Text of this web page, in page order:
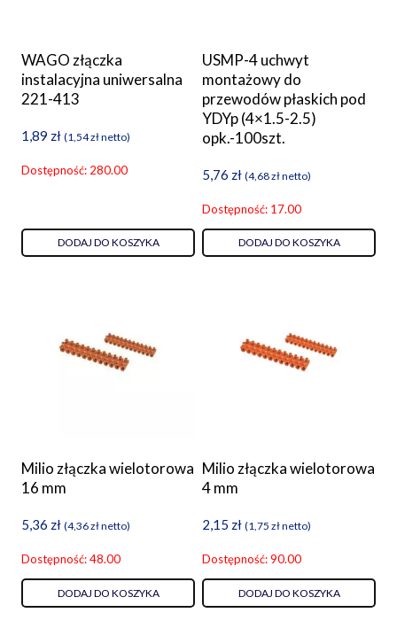
WAGO złączka
instalacyjna uniwersalna
221-413
1,89 zł (1,54złnetto)
Dostępność: 280.00
DODAJ DO KOSZYKA
USMP-4 uchwyt
montażowy do
przewodów płaskich pod
YDYp (4×1.5-2.5)
opk.-100szt.
5,76 zł (4,68złnetto)
Dostępność: 17.00
DODAJ DO KOSZYKA
Milio złączka wielotorowa
16 mm
5,36 zł (4,36złnetto)
Dostępność: 48.00
DODAJ DO KOSZYKA
Milio złączka wielotorowa
4 mm
2,15 zł (1,75 złnetto)
Dostępność: 90.00
DODAJ DO KOSZYKA